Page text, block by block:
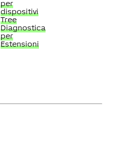
per
dispositivi
Tree
Diagnostica
per
Estensioni